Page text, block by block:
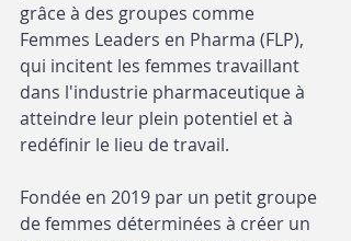
grâce à des groupes comme
Femmes Leaders en Pharma (FLP),
qui incitent les femmes travaillant
dans l'industrie pharmaceutique à
atteindre leur plein potentiel et à
redéfinir le lieu de travail.
Fondée en 2019 par un petit groupe
de femmes déterminées à créer un